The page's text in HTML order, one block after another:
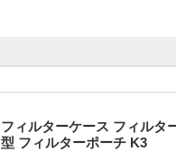
フィルターケース フィルタ
型 フィルターポーチ K3